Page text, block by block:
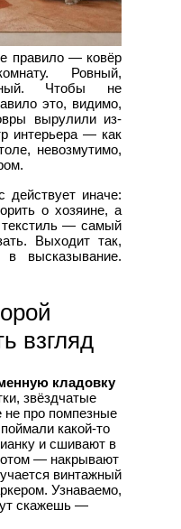
правило — ковёр
Ровный,
Чтобы не
это, видимо,
вырулили из-
интерьера — как
невозмутимо,
действует иначе:
о хозяине, а
текстиль — самый
Выходит так,
в высказывание.
взгляд
кладовку
звёздчатые
про помпезные
какой-то
и сшивают в
— накрывают
винтажный
Узнаваемо,
скажешь —